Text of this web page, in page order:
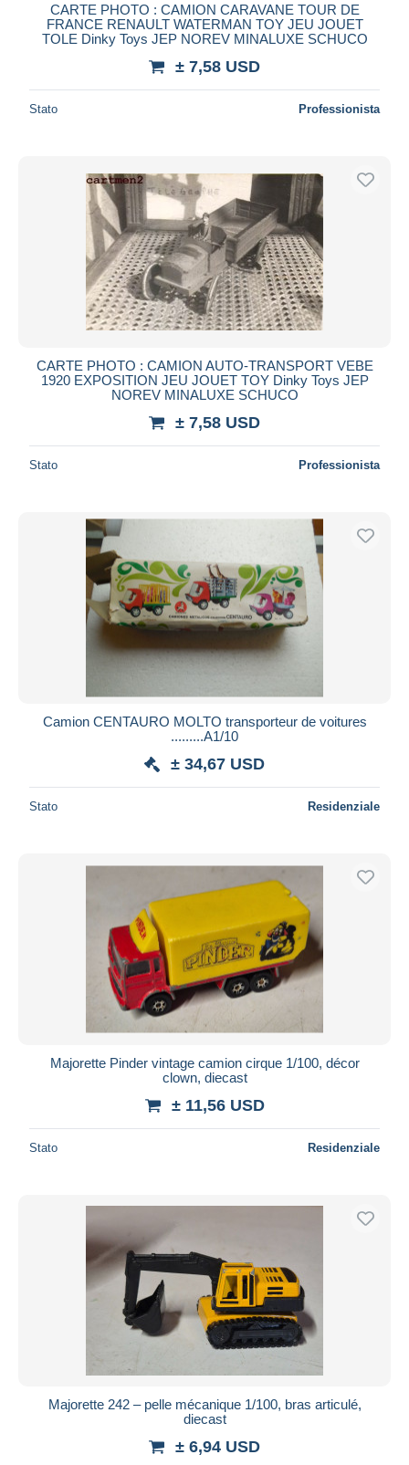
CARTE PHOTO : CAMION CARAVANE TOUR DE
FRANCE RENAULT WATERMAN TOY JEU JOUET
TOLE Dinky Toys JEP NOREV MINALUXE SCHUCO
± 7,58 USD
Stato Professionista
CARTE PHOTO : CAMION AUTO-TRANSPORT VEBE
1920 EXPOSITION JEU JOUET TOY Dinky Toys JEP
NOREV MINALUXE SCHUCO
± 7,58 USD
Stato Professionista
Camion CENTAURO MOLTO transporteur de voitures
.........A1/10
± 34,67 USD
Stato Residenziale
Majorette Pinder vintage camion cirque 1/100, décor
clown, diecast
± 11,56 USD
Stato Residenziale
Majorette 242 – pelle mécanique 1/100, bras articulé,
diecast
± 6,94 USD